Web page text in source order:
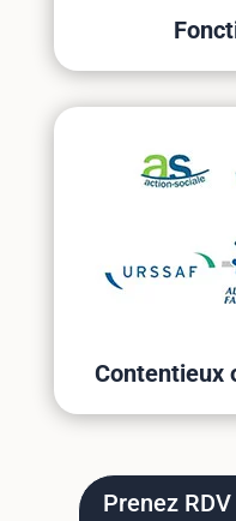
Contentieux
Prenez